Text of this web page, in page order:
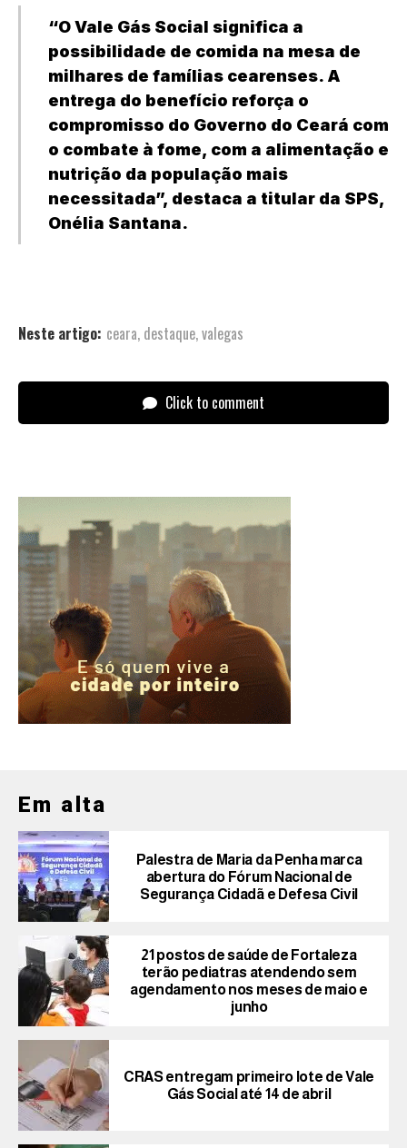
“O Vale Gás Social significa a
possibilidade de comida na mesa de
milhares de famílias cearenses. A
entrega do benefício reforça o
compromisso do Governo do Ceará com
o combate à fome, com a alimentação e
nutrição da população mais
necessitada”, destaca a titular da SPS,
Onélia Santana.
Neste artigo: ceara, destaque,valegas
Click to comment
Em alta
Palestra de Maria da Penha marca
abertura do Fórum Nacional de
Segurança Cidadã e Defesa Civil
21 postos de saúde de Fortaleza
terão pediatras atendendo sem
agendamento nos meses de maio e
junho
CRAS entregam primeiro lote de Vale
Gás Social até 14 de abril